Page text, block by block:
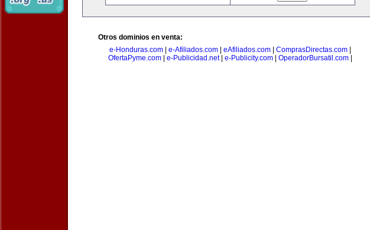
Otros dominios en venta:
e-Honduras.com| e-Afiliados.com| eAfiliados.com| ComprasDirectas.com|
OfertaPyme.com| e-Publicidad.net| e-Publicity.com| OperadorBursatil.com|